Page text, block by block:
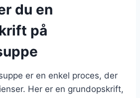
du en
på
er en enkel proces, der
Her er en grundopskrift,